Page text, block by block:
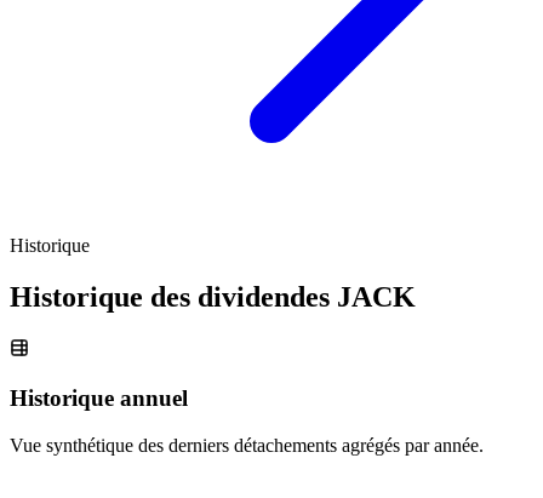
Historique
Historique des dividendes JACK
Historique annuel
Vue synthétique des derniers détachements agrégés par année.